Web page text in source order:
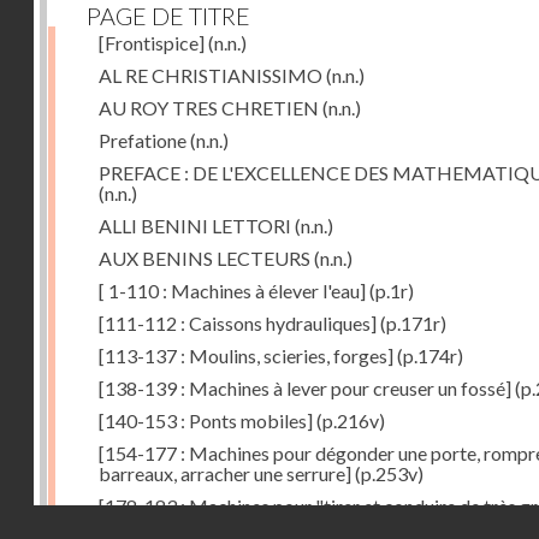
PAGE DE TITRE
[Frontispice](n.n.)
AL RE CHRISTIANISSIMO (n.n.)
AU ROY TRES CHRETIEN (n.n.)
Prefatione(n.n.)
PREFACE : DE L'EXCELLENCE DES
(n.n.)
ALLI BENINI LETTORI (n.n.)
AUX BENINS LECTEURS (n.n.)
[ 1-110 : Machines à élever l'eau](p.1r)
[111-112 : Caissons hydrauliques](p.171r)
[113-137 : Moulins, scieries, forges](p.174r)
[138-139 : Machines à lever pour creuser un fossé]
[140-153 : Ponts mobiles](p.216v)
[154-177 : Machines pour dégonder une porte,
barreaux, arracher une serrure](p.253v)
[178-183 : Machines pour "tirer et conduire de très